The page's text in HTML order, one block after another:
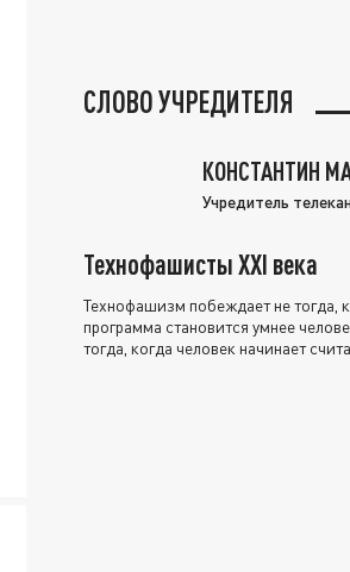
СЛОВО УЧРЕДИТЕЛЯ
КОНСТАНТИН
Учредитель
Технофашисты XXI века
Технофашизм побеждает не тогда,
программа становится умнее
тогда, когда человек начинает